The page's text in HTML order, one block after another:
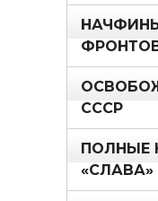
СССР
ПОЛНЫЕ
«СЛАВА»